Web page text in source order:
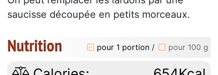
saucisse découpée en petits morceaux.
Nutrition pour 1 portion / pour 100 g